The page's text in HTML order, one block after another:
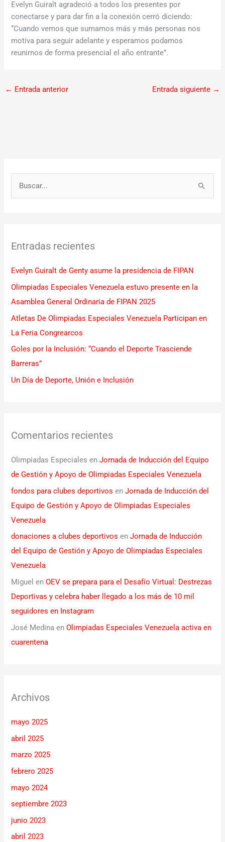
Evelyn Guiralt agradeció a todos los presentes por
conectarse y para dar fin a la conexión cerró diciendo:
“Cuando vemos que sumamos más y más personas nos
motiva para seguir adelante y esperamos podamos
reunirnos de forma presencial el año entrante”.
← Entrada anterior Entrada siguiente →
a
p
o
r
:
Entradas recientes
Evelyn Guiralt de Genty asume la presidencia de FIPAN
Olimpiadas Especiales Venezuela estuvo presente en la
Asamblea General Ordinaria de FIPAN 2025
Atletas De Olimpiadas Especiales Venezuela Participan en
La Feria Congrearcos
Goles por la Inclusión: “Cuando el Deporte Trasciende
Barreras”
Un Día de Deporte, Unión e Inclusión
Comentarios recientes
Olimpiadas Especiales enJornada de Inducción del Equipo
de Gestión y Apoyo de Olimpiadas Especiales Venezuela
fondos para clubes deportivos enJornada de Inducción del
Equipo de Gestión y Apoyo de Olimpiadas Especiales
Venezuela
donaciones a clubes deportivos enJornada de Inducción
del Equipo de Gestión y Apoyo de Olimpiadas Especiales
Venezuela
Miguel enOEV se prepara para el Desafío Virtual: Destrezas
Deportivas y celebra haber llegado a los más de 10 mil
seguidores en Instagram
José Medina enOlimpiadas Especiales Venezuela activa en
cuarentena
Archivos
mayo 2025
abril 2025
marzo 2025
febrero 2025
mayo 2024
septiembre 2023
junio 2023
abril 2023